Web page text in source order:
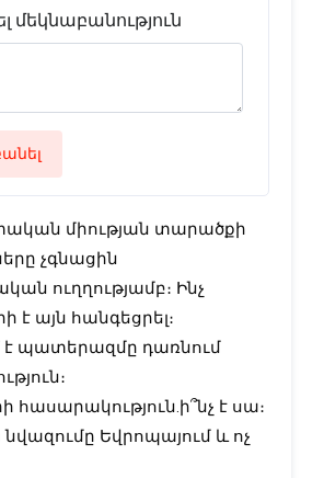
մեկնաբանություն
միության տարածքի
չգնացին
ուղղությամբ։ Ինչ
է այն հանգեցրել։
է պատերազմը դառնում
հասարակություն․ի՞նչ է սա։
նվազումը Եվրոպայում և ոչ